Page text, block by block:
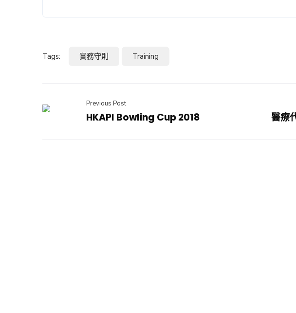
Tags: 實務守則 Training
Previous Post
HKAPI Bowling Cup 2018 醫療